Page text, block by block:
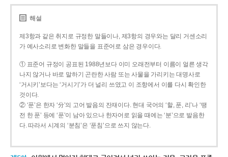
해설
제3항과 같은 취지로 규정한 말들이나, 제3항의 경우와는 달리 거센소리
가 예사소리로 변화한 말들을 표준어로 삼은 경우이다.
① 표준어 규정이 공표된 1988년보다 이미 오래전부터 이름이 얼른 생각
나지 않거나 바로 말하기 곤란한 사람 또는 사물을 가리키는 대명사로
‘거시키’보다는 ‘거시기’가 더 널리 쓰였고 이 조항에서 이를 다시 확인한
것이다.
② ‘푼’은 한자 ‘分’의 고어 발음의 잔재이다. 현대 국어의 ‘할, 푼, 리’나 ‘땡
전 한 푼’ 등에 ‘푼’이 남아 있으나 한자어로 읽을 때에는 ‘분’으로 발음한
다. 따라서 시계의 ‘분침’은 ‘푼침’으로 쓰지 않는다.